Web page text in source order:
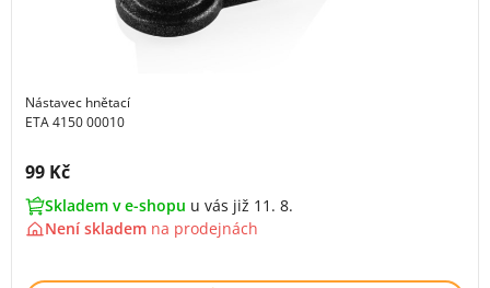
Nástavec hnětací
ETA 4150 00010
Cena s DPH:
99 Kč
Skladem v e-shopu u vás již 11. 8.
Není skladem na prodejnách